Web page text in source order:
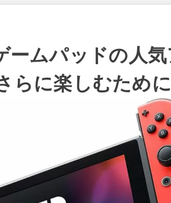
ムパッドの人気
らに楽しむために